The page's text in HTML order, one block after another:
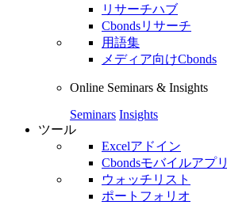
リサーチハブ
Cbondsリサーチ
用語集
メディア向けCbonds
Online Seminars & Insights
Seminars Insights
ツール
Excelアドイン
Cbondsモバイルアプリ
ウォッチリスト
ポートフォリオ